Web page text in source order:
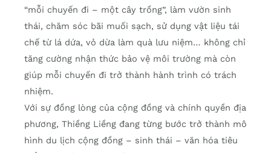
“mỗi chuyến đi – một cây trồng”, làm vườn sinh
thái, chăm sóc bãi muối sạch, sử dụng vật liệu tái
chế từ lá dứa, vỏ dừa làm quà lưu niệm… không chỉ
tăng cường nhận thức bảo vệ môi trường mà còn
giúp mỗi chuyến đi trở thành hành trình có trách
nhiệm.
Với sự đồng lòng của cộng đồng và chính quyền địa
phương, Thiềng Liềng đang từng bước trở thành mô
hình du lịch cộng đồng – sinh thái – văn hóa tiêu